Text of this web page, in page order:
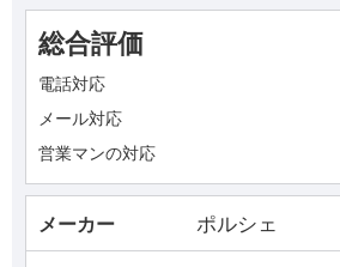
総合評価
電話対応
メール対応
営業マンの対応
メーカー ポルシェ